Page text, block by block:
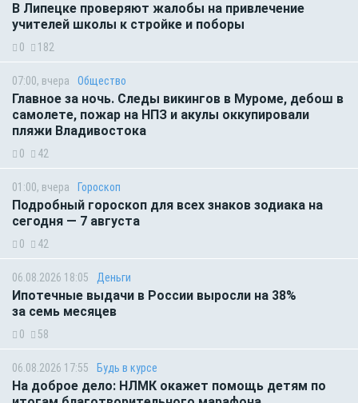
В Липецке проверяют жалобы на привлечение
учителей школы к стройке и поборы
0 182
07:00, вчера Общество
Главное за ночь. Следы викингов в Муроме, дебош в
самолете, пожар на НПЗ и акулы оккупировали
пляжи Владивостока
0 42
01:00, вчера Гороскоп
Подробный гороскоп для всех знаков зодиака на
сегодня — 7 августа
0 42
06.08.2026 18:05 Деньги
Ипотечные выдачи в России выросли на 38%
за семь месяцев
0 58
06.08.2026 17:55 Будь в курсе
На доброе дело: НЛМК окажет помощь детям по